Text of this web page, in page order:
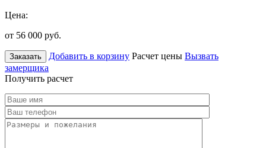
Цена:
от 56 000 руб.
Заказать Добавить в корзину Расчет цены Вызвать
замерщика
Получить расчет